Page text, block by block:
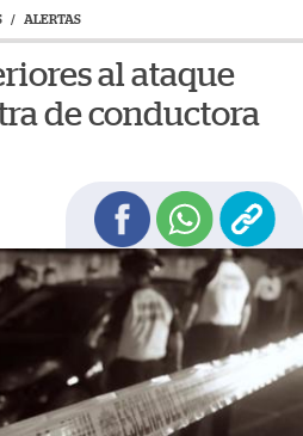
/ ALERTAS
al ataque
de conductora